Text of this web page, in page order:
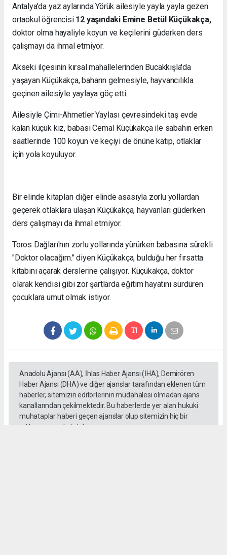
Antalya'da yaz aylarında Yörük ailesiyle yayla yayla gezen
ortaokul öğrencisi 12 yaşındaki Emine Betül Küçükakça,
doktor olma hayaliyle koyun ve keçilerini güderken ders
çalışmayı da ihmal etmiyor.
Akseki ilçesinin kırsal mahallelerinden Bucakkışla'da
yaşayan Küçükakça, baharın gelmesiyle, hayvancılıkla
geçinen ailesiyle yaylaya göç etti.
Ailesiyle Çimi-Ahmetler Yaylası çevresindeki taş evde
kalan küçük kız, babası Cemal Küçükakça ile sabahın erken
saatlerinde 100 koyun ve keçiyi de önüne katıp, otlaklar
için yola koyuluyor.
Bir elinde kitapları diğer elinde asasıyla zorlu yollardan
geçerek otlaklara ulaşan Küçükakça, hayvanları güderken
ders çalışmayı da ihmal etmiyor.
Toros Dağları'nın zorlu yollarında yürürken babasına sürekli
"Doktor olacağım." diyen Küçükakça, bulduğu her fırsatta
kitabını açarak derslerine çalışıyor. Küçükakça, doktor
olarak kendisi gibi zor şartlarda eğitim hayatını sürdüren
çocuklara umut olmak istiyor.
Anadolu Ajansı (AA), İhlas Haber Ajansı (İHA), Demirören
Haber Ajansı (DHA) ve diğer ajanslar tarafından eklenen tüm
haberler, sitemizin editörlerinin müdahalesi olmadan ajans
kanallarından çekilmektedir. Bu haberlerde yer alan hukuki
muhataplar haberi geçen ajanslar olup sitemizin hiç bir
editörü sorumlu tutulamaz...